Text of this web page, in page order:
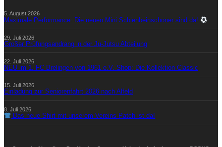
5. August 2026
Maximale Performance: Die neuen Mini Schienbeinschoner sind da!
29. Juli 2026
Großer Prüfungsandrang in der Ju-Jutsu Abteilung
22. Juli 2026
NEU im 1. FC Brelingen von 1961 e.V.-Shop: Die Kollektion Classic
15. Juli 2026
Einladung zur Seniorenfahrt 2026 nach Alfeld
8. Juli 2026
Das neue Shirt mit unserem Vereins-Patch ist da!